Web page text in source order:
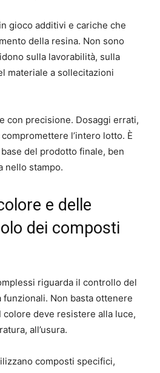
gioco additivi e cariche che
della resina. Non sono
sulla lavorabilità, sulla
materiale a sollecitazioni
con precisione. Dosaggi errati,
l’intero lotto. È
del prodotto finale, ben
nello stampo.
e delle
dei composti
riguarda il controllo del
Non basta ottenere
colore deve resistere alla luce,
all’usura.
composti specifici,